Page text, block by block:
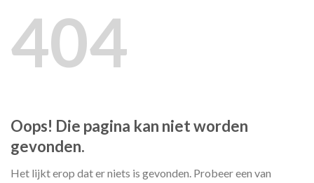
404
Oops! Die pagina kan niet worden
gevonden.
Het lijkt erop dat er niets is gevonden. Probeer een van